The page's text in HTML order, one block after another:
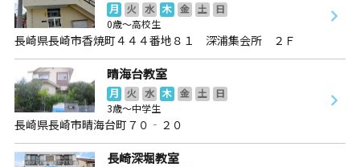
月 火 水 木 金 土
日
0歳～高校生
長崎県長崎市香焼町４４４番地８１ 深浦集会所 ２Ｆ
晴海台教室
月 火 水 木 金 土
日
3歳～中学生
長崎県長崎市晴海台町７０‐２０
長崎深堀教室